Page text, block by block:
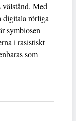
Med
digitala rörliga
symbiosen
i rasistiskt
som